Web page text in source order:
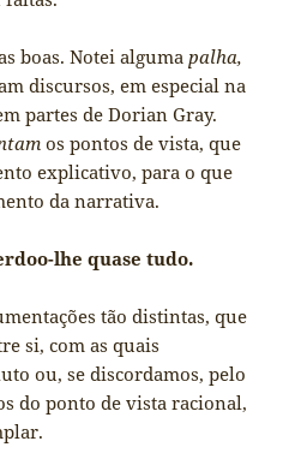
boas. Notei alguma palha,
discursos, em especial na
partes de Dorian Gray.
os pontos de vista, que
explicativo, para o que
da narrativa.
lhe quase tudo.
tão distintas, que
si, com as quais
ou, se discordamos, pelo
do ponto de vista racional,